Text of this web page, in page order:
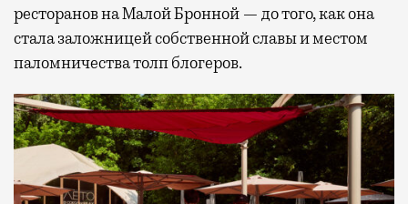
ресторанов на Малой Бронной — до того, как она
стала заложницей собственной славы и местом
паломничества толп блогеров.